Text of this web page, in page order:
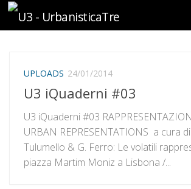
Sotto il contenuto
UPLOADS 24/01/2014
U3 iQuaderni #03
U3 iQuaderni #03
URBAN REPRESENTATIONS a cura
Tulumello & G. Ferro: Le volatili
piazza Martim Moniz a Lisbona /...